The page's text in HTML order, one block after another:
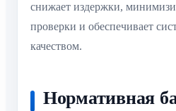
снижает издержки,
проверки и обеспечивает
качеством.
Нормативная